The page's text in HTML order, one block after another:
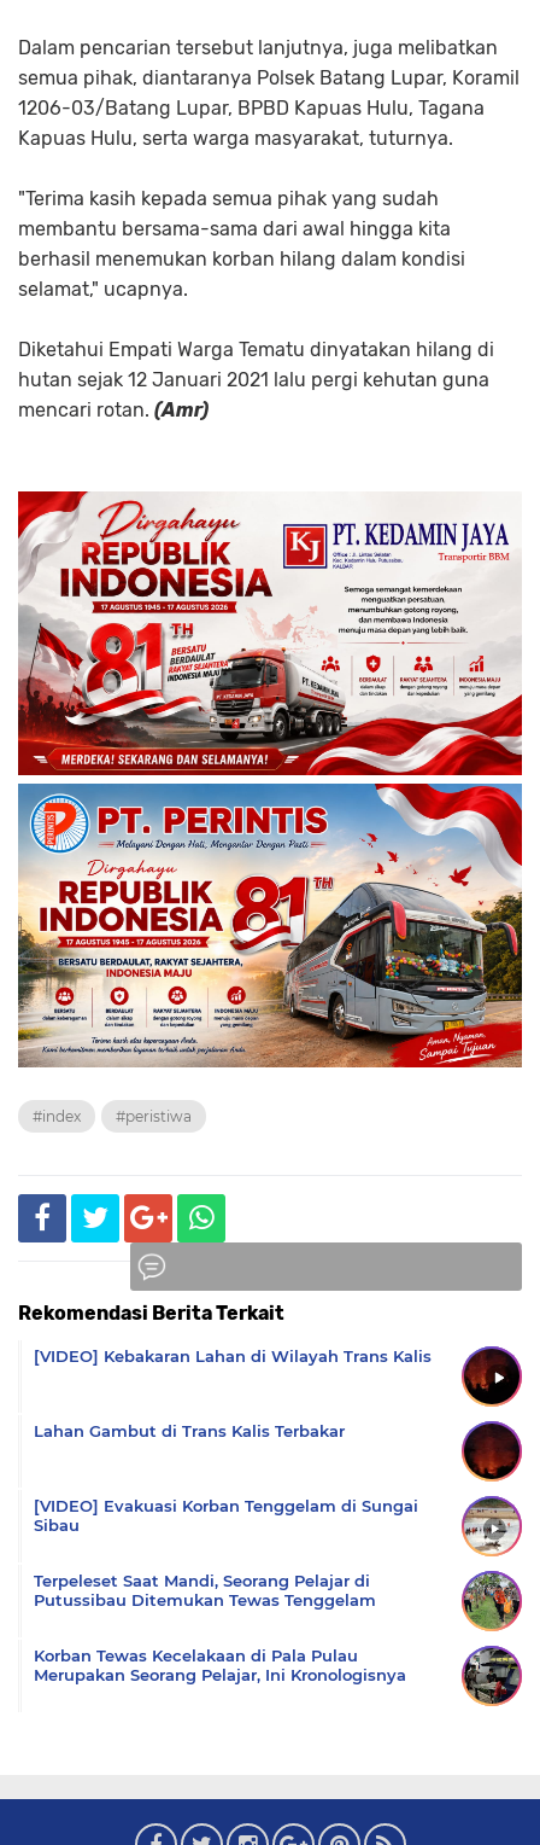
Dalam pencarian tersebut lanjutnya, juga melibatkan
semua pihak, diantaranya Polsek Batang Lupar, Koramil
1206-03/Batang Lupar, BPBD Kapuas Hulu, Tagana
Kapuas Hulu, serta warga masyarakat, tuturnya.
"Terima kasih kepada semua pihak yang sudah
membantu bersama-sama dari awal hingga kita
berhasil menemukan korban hilang dalam kondisi
selamat," ucapnya.
Diketahui Empati Warga Tematu dinyatakan hilang di
hutan sejak 12 Januari 2021 lalu pergi kehutan guna
mencari rotan. (Amr)
#index #peristiwa
Rekomendasi Berita Terkait
[VIDEO] Kebakaran Lahan di Wilayah Trans Kalis
Lahan Gambut di Trans Kalis Terbakar
[VIDEO] Evakuasi Korban Tenggelam di Sungai
Sibau
Terpeleset Saat Mandi, Seorang Pelajar di
Putussibau Ditemukan Tewas Tenggelam
Korban Tewas Kecelakaan di Pala Pulau
Merupakan Seorang Pelajar, Ini Kronologisnya